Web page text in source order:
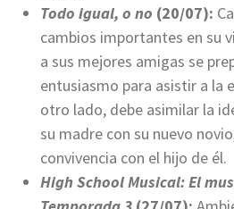
Todo igual, o no (20/07):
cambios importantes en su
a sus mejores amigas se
entusiasmo para asistir a la
otro lado, debe asimilar la
su madre con su nuevo
convivencia con el hijo de él.
High School Musical: El